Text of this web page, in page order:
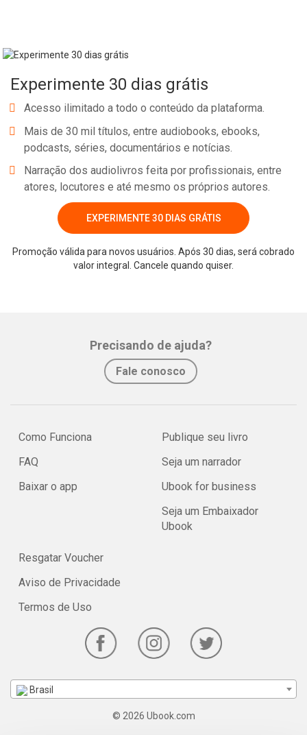
quando a garota surge à sua porta com uma tentadora proposta.
desejo dela se transforma em um amor não correspondido? É
certo se entregar para alguém que não a ama e nunca amará?
Experimente 30 dias grátis
Acesso ilimitado a todo o conteúdo da plataforma.
Mais de 30 mil títulos, entre audiobooks, ebooks,
podcasts, séries, documentários e notícias.
Narração dos audiolivros feita por profissionais, entre
atores, locutores e até mesmo os próprios autores.
EXPERIMENTE 30 DIAS GRÁTIS
Promoção válida para novos usuários. Após 30 dias, será cobrado
valor integral. Cancele quando quiser.
Precisando de ajuda?
Fale conosco
Como Funciona
FAQ
Baixar o app
Publique seu livro
Seja um narrador
Ubook for business
Seja um Embaixador
Ubook
Resgatar Voucher
Aviso de Privacidade
Termos de Uso
Brasil
© 2026 Ubook.com